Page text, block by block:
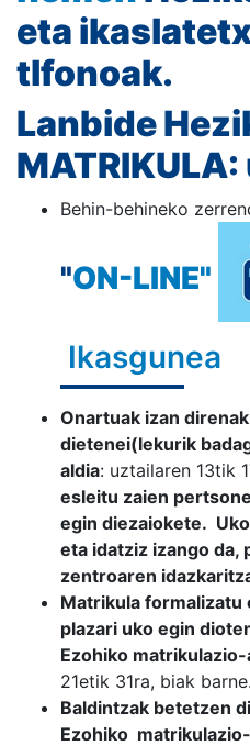
eta
tlfonoak.
Lanbide
Behin-behineko
"ON-LINE"
Ikasgunea
Onartuak izan
dietenei(lekurik
aldia: uztailaren 13tik
esleitu zaien
egin diezaiokete.
eta idatziz izango da,
zentroaren
Matrikula formalizatu
plazari uko egin
Ezohiko matrikulazio-
21etik 31ra, biak barne.
Baldintzak betetzen
Ezohiko matrikulazio-